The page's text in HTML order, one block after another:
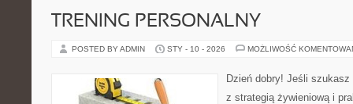
TRENING PERSONALNY
POSTED BY ADMIN STY - 10 - 2026 MOŻLIWOŚĆ
Dzień dobry! Jeśli
z strategią żywieniową i